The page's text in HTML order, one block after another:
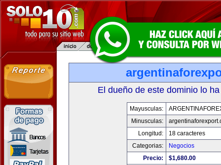
El dueño de este dominio lo
Mayusculas:
Minusculas:
Longitud:
18 caracteres
Categorias:
Negocios
Precio:
$1,680.00